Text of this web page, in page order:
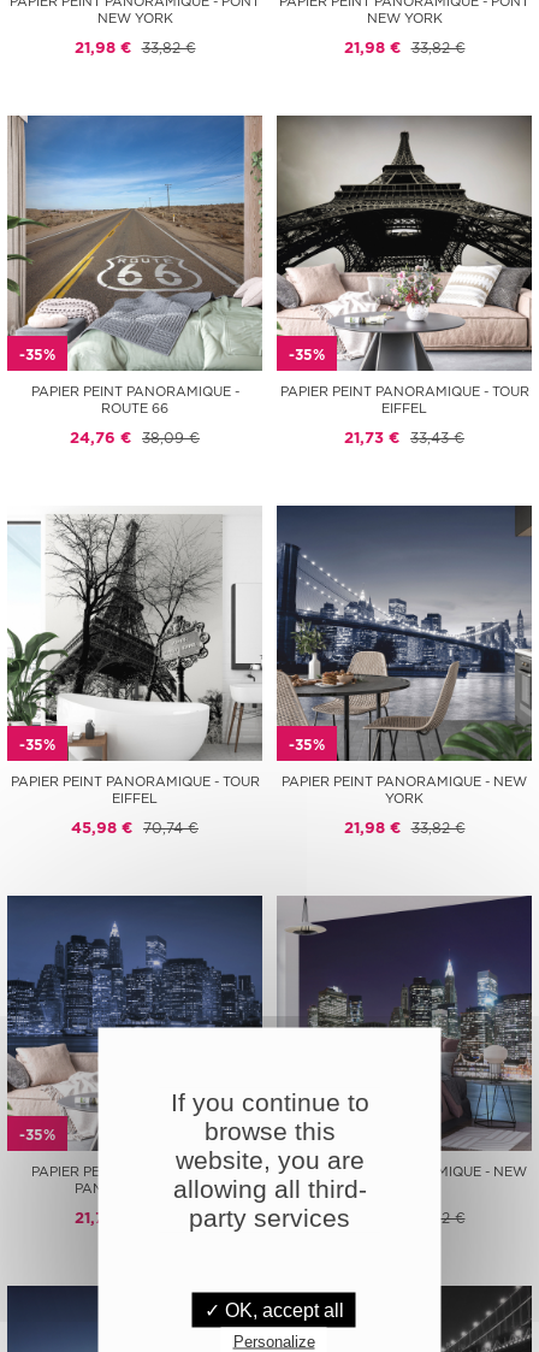
NEW YORK
21,98 € 33,82 €
NEW YORK
21,98 € 33,82 €
-35%
PAPIER PEINT PANORAMIQUE -
ROUTE 66
24,76 € 38,09 €
-35%
PAPIER PEINT PANORAMIQUE - TOUR
EIFFEL
21,73 € 33,43 €
-35%
PAPIER PEINT PANORAMIQUE - TOUR
EIFFEL
45,98 € 70,74 €
-35%
PAPIER PEINT PANORAMIQUE - NEW
YORK
21,98 € 33,82 €
-35%
PAPIER PEINT PANORAMIQUE -
PANORAMA NEW
21,73 € 33,43 €
-35%
PAPIER PEINT PANORAMIQUE - NEW
21,98 € 33,82 €
If you continue to
browse this
website, you are
allowing all third-
party services
✓ OK, accept all
Personalize